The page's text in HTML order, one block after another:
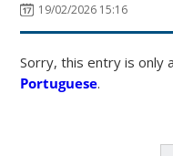
19/02/2026 15:16
Sorry, this entry is only
Portuguese.